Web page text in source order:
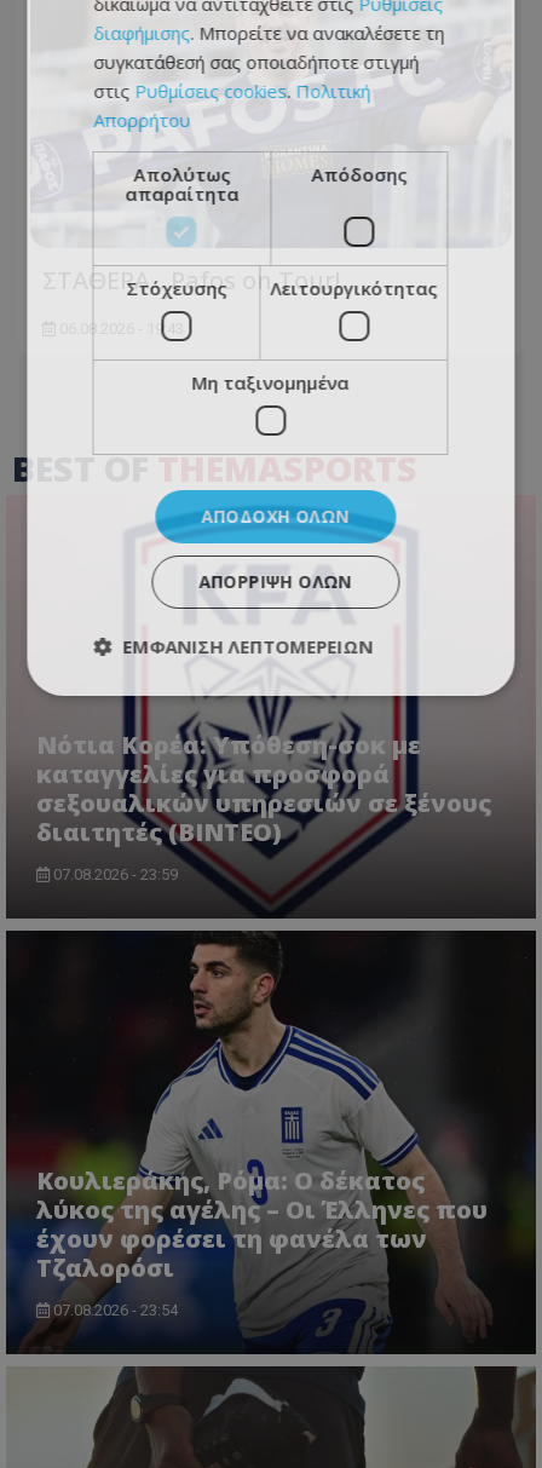
ΣΤΑΘΕΡΑ... Pafos on Tour!
BEST OFTHEMASPORTS
Νότια Κορέα: Υπόθεση-σοκ με
καταγγελίες για προσφορά
σεξουαλικών υπηρεσιών σε ξένους
διαιτητές (BINTEO)
07.08.2026 - 23:59
Κουλιεράκης, Ρόμα: Ο δέκατος
λύκος της αγέλης – Οι Έλληνες που
έχουν φορέσει τη φανέλα των
Τζαλορόσι
07.08.2026 - 23:54
διαφήμισης. Μπορείτε να ανακαλέσετε τη
συγκατάθεσή σας οποιαδήποτε στιγμή
στις Ρυθμίσεις cookies. Πολιτική
Απορρήτου
Απολύτως
απαραίτητα
Απόδοσης
Στόχευσης Λειτουργικότητας
Μη ταξινομημένα
ΑΠΟΔΟΧΉ ΌΛΩΝ
ΑΠΌΡΡΙΨΗ ΌΛΩΝ
ΕΜΦΆΝΙΣΗ ΛΕΠΤΟΜΕΡΕΙΏΝ